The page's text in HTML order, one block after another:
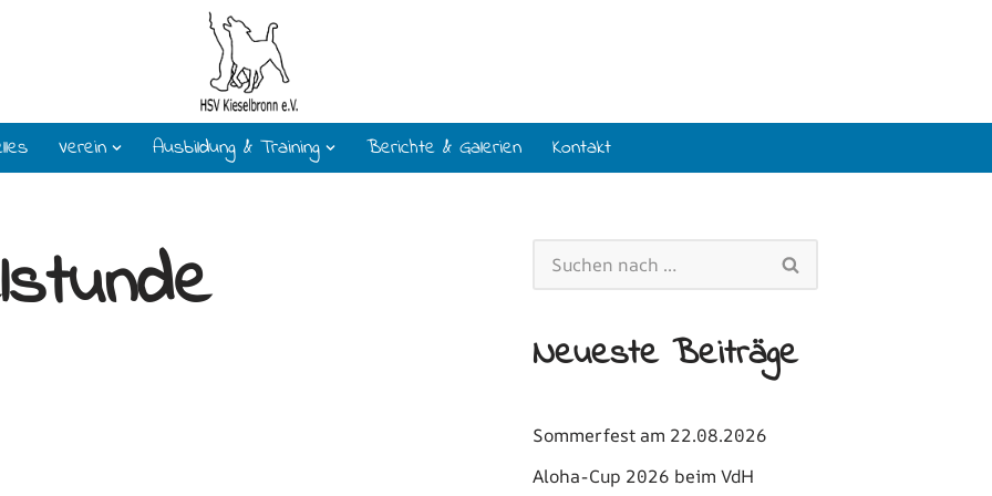
Verein Ausbildung & Training Berichte & Galerien Kontakt
Neueste Beiträge
Sommerfest am 22.08.2026
Aloha-Cup 2026 beim VdH